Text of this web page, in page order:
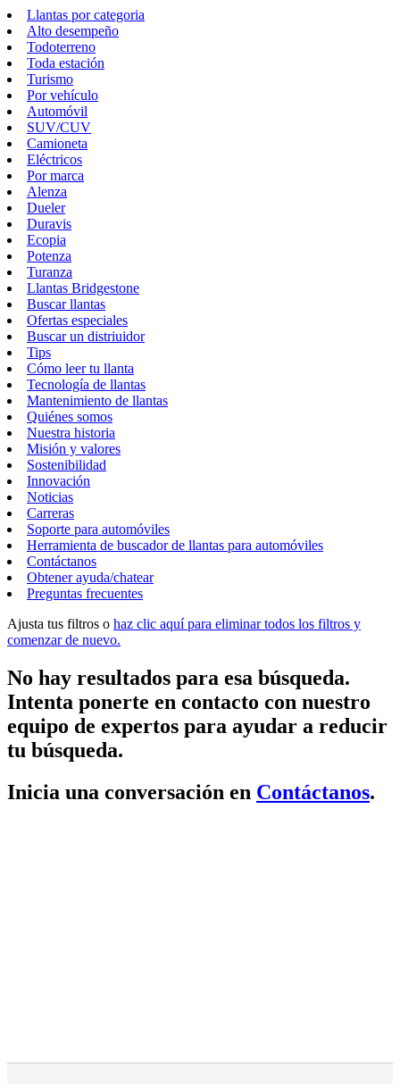
Llantas por categoria
Alto desempeño
Todoterreno
Toda estación
Turismo
Por vehículo
Automóvil
SUV/CUV
Camioneta
Eléctricos
Por marca
Alenza
Dueler
Duravis
Ecopia
Potenza
Turanza
Llantas Bridgestone
Buscar llantas
Ofertas especiales
Buscar un distriuidor
Tips
Cómo leer tu llanta
Tecnología de llantas
Mantenimiento de llantas
Quiénes somos
Nuestra historia
Misión y valores
Sostenibilidad
Innovación
Noticias
Carreras
Soporte para automóviles
Herramienta de buscador de llantas para automóviles
Contáctanos
Obtener ayuda/chatear
Preguntas frecuentes
Ajusta tus filtros o haz clic aquí para eliminar todos los filtros y
comenzar de nuevo.
No hay resultados para esa búsqueda.
Intenta ponerte en contacto con nuestro
equipo de expertos para ayudar a reducir
tu búsqueda.
Inicia una conversación en Contáctanos.